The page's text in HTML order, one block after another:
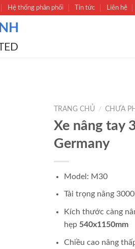
Hệ thống phân phối Tin tức Liên hệ
TRANG CHỦ / CHƯA
Xe nâng tay
Germany
Model: M30
Tải trọng nâng
Kích thước càng
hẹp 540x1150mm
Chiều cao nâng